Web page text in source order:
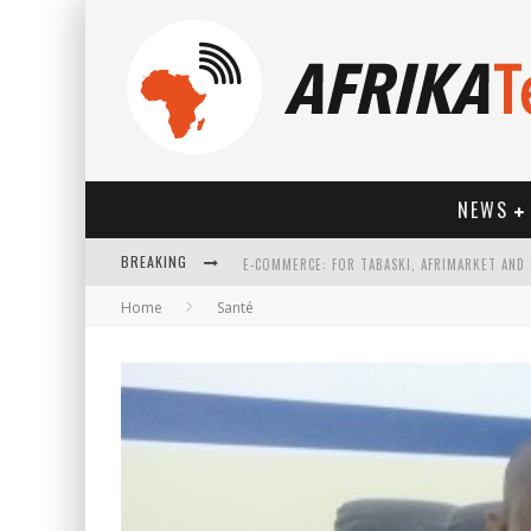
NEWS
BREAKING
HOW TECHNOLOGY HAS CHANGED SPORTS
Home Santé